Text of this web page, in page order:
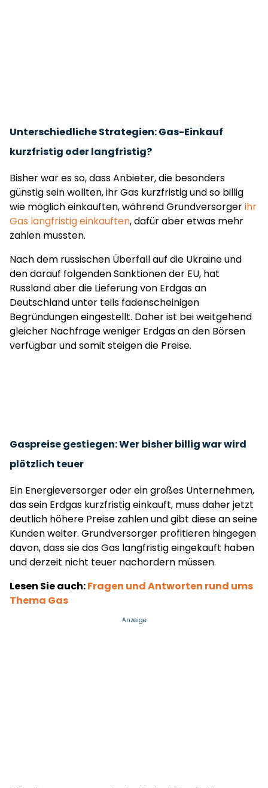
Unterschiedliche Strategien: Gas-Einkauf
kurzfristig oder langfristig?
Bisher war es so, dass Anbieter, die besonders
günstig sein wollten, ihr Gas kurzfristig und so billig
wie möglich einkauften, während Grundversorgerihr
Gas langfristig einkauften, dafür aber etwas mehr
zahlen mussten.
Nach dem russischen Überfall auf die Ukraine und
den darauf folgenden Sanktionen der EU, hat
Russland aber die Lieferung von Erdgas an
Deutschland unter teils fadenscheinigen
Begründungen eingestellt. Daher ist bei weitgehend
gleicher Nachfrage weniger Erdgas an den Börsen
verfügbar und somit steigen die Preise.
Gaspreise gestiegen: Wer bisher billig war wird
plötzlich teuer
Ein Energieversorger oder ein großes Unternehmen,
das sein Erdgas kurzfristig einkauft, muss daher jetzt
deutlich höhere Preise zahlen und gibt diese an seine
Kunden weiter. Grundversorger profitieren hingegen
davon, dass sie das Gas langfristig eingekauft haben
und derzeit nicht teuer nachordern müssen.
Lesen Sie auch:Fragen und Antworten rund ums
Thema Gas
Anzeige